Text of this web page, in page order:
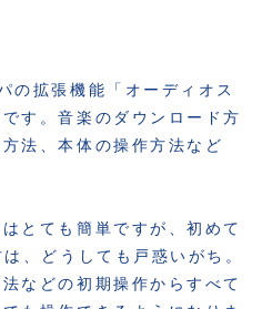
の拡張機能「オーディオス
す。音楽のダウンロード方
法、本体の操作方法など
とても簡単ですが、初めて
、どうしても戸惑いがち。
などの初期操作からすべて